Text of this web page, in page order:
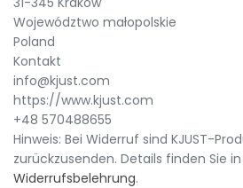
Województwo małopolskie
Poland
Kontakt
info@kjust.com
https://www.kjust.com
+48 570488655
Hinweis: Bei Widerruf sind KJUST-
zurückzusenden. Details finden Sie
Widerrufsbelehrung.